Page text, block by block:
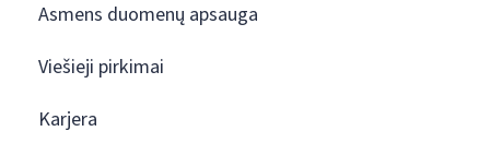
Asmens duomenų apsauga
Viešieji pirkimai
Karjera